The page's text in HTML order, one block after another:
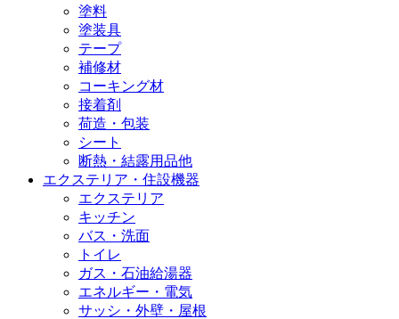
塗料
塗装具
テープ
補修材
コーキング材
接着剤
荷造・包装
シート
断熱・結露用品他
エクステリア・住設機器
エクステリア
キッチン
バス・洗面
トイレ
ガス・石油給湯器
エネルギー・電気
サッシ・外壁・屋根